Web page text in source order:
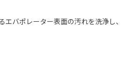
バポレーター表面の汚れを洗浄し、